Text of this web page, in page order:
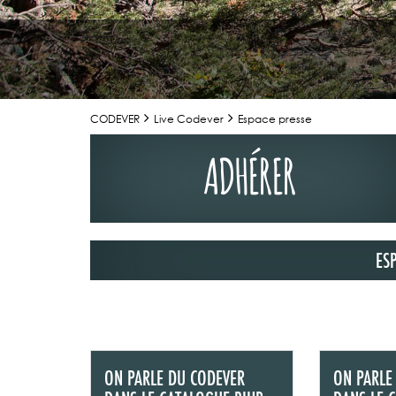
CODEVER Live Codever Espace presse
ADHÉRER
ON PARLE DU CODEVER
ON
Retrouvez la